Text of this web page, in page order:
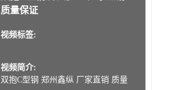
质量保证
视频标签:
视频简介:
双抱C型钢 郑州鑫纵 厂家直销 质量